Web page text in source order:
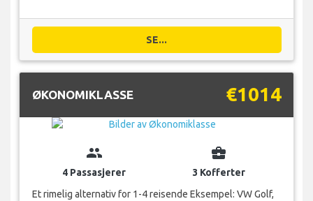
SE...
ØKONOMIKLASSE €1014
group
4 Passasjerer
business_center
3 Kofferter
Et rimelig alternativ for 1-4 reisende Eksempel: VW Golf,